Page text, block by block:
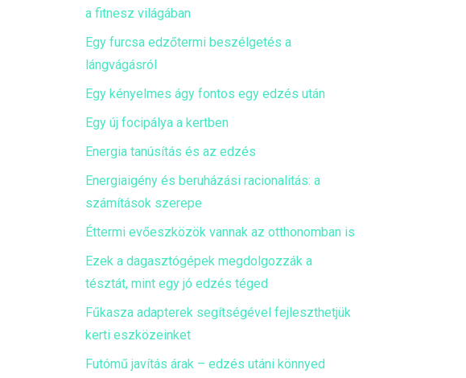
a fitnesz világában
Egy furcsa edzőtermi beszélgetés a
lángvágásról
Egy kényelmes ágy fontos egy edzés után
Egy új focipálya a kertben
Energia tanúsítás és az edzés
Energiaigény és beruházási racionalitás: a
számítások szerepe
Éttermi evőeszközök vannak az otthonomban is
Ezek a dagasztógépek megdolgozzák a
tésztát, mint egy jó edzés téged
Fűkasza adapterek segítségével fejleszthetjük
kerti eszközeinket
Futómű javítás árak – edzés utáni könnyed